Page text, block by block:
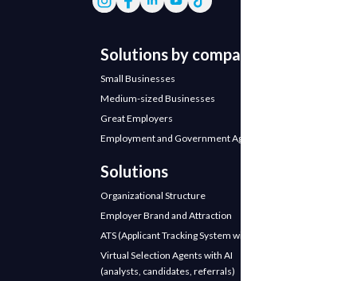
Solutions by company
Small Businesses
Medium-sized Businesses
Great Employers
Employment and Government Agencies
Solutions
Organizational Structure
Employer Brand and Attraction
ATS (Applicant Tracking System with AI)
Virtual Selection Agents with AI
(analysts, candidates, referrals)